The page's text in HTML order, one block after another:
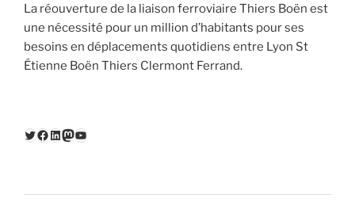
La réouverture de la liaison ferroviaire Thiers Boën est
une nécessité pour un million d’habitants pour ses
besoins en déplacements quotidiens entre Lyon St
Étienne Boën Thiers Clermont Ferrand.
Twitter
Facebook
LinkedIn
Mastodon
YouTube